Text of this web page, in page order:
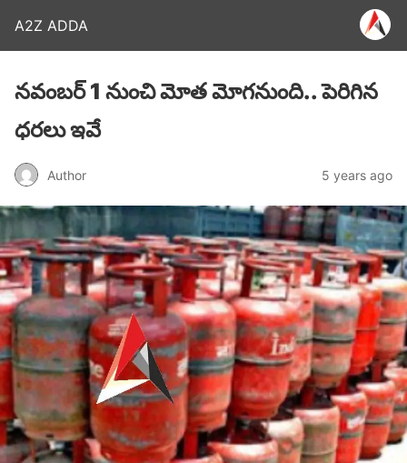
A2Z ADDA
నవంబర్ 1 నుంచి మోత మోగనుంది.. పెరిగిన
ధరలు ఇవే
Author 5 years ago